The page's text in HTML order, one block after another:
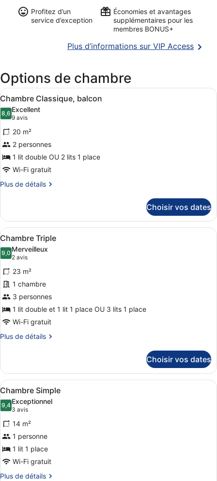
Profitez d’un
service d’exception
Économies et avantages
supplémentaires pour les
membres BONUS+
Plus d’informations sur VIP Access
Options de chambre
Afficher
toutes
les
photos
pour
ce
type
de
chambre :
balcon
Une chambre d’hôtel
12
Chambre Classique, balcon
8,68,6 sur 10
Excellent
9 avis
(9 avis)
20 m²
2 personnes
1 lit double OU 2 lits 1 place
Wi-Fi gratuit
Plus de détails
Plus
le
type
de
chambre
Chambre
Classique,
balcon
Choisir vos dates
Afficher
toutes
les
photos
pour
ce
type
de
chambre :
Chambre
Une chambre d’hôtel
8
Chambre Triple
9,09,0 sur 10
Merveilleux
2 avis
(2 avis)
23 m²
1 chambre
3 personnes
1 lit double et 1 lit 1 place OU 3 lits 1 place
Wi-Fi gratuit
Plus de détails
Plus
le
type
de
chambre
Chambre
Triple
Choisir vos dates
Afficher
toutes
les
photos
pour
ce
type
de
chambre :
Une chambre d’hôtel avec un lit,
5
Chambre Simple
9,49,4 sur 10
Exceptionnel
3 avis
(3 avis)
14 m²
1 personne
1 lit 1 place
Wi-Fi gratuit
Plus de détails
Plus